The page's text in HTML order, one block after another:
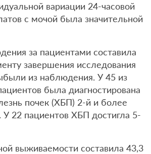
вариации 24-часовой
с мочой была значительной
за пациентами составила
завершения исследования
из наблюдения. У 45 из
была диагностирована
почек (ХБП) 2-й и более
У 22 пациентов ХБП достигла 5-
выживаемости составила 43,3